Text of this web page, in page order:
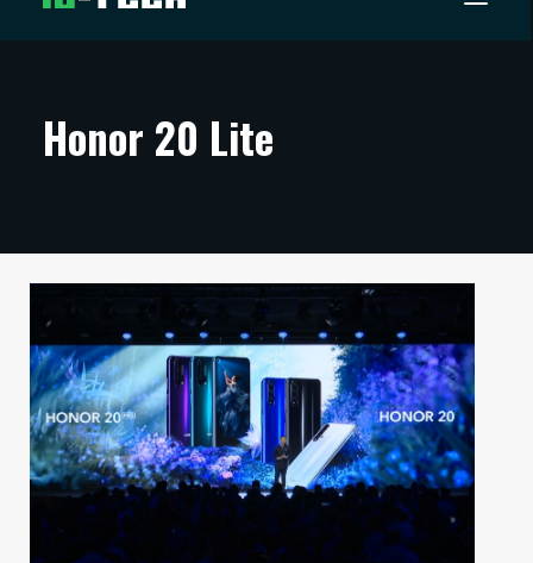
ARTIKKELIT
TECHBBS
HINTA.FI
KAUPPA
VAIHDA TEEMA
Honor 20 Lite